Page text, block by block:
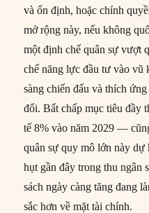
và ổn định, hoặc chính
mở rộng này, nếu không
một định chế quân sự vượt
chế năng lực đầu tư vào vũ
sàng chiến đấu và thích
đổi. Bất chấp mục tiêu đầy
tế 8% vào năm 2029 —
quân sự quy mô lớn này
hụt gần đây trong thu ngân
sách ngày càng tăng đang
sắc hơn về mặt tài chính.